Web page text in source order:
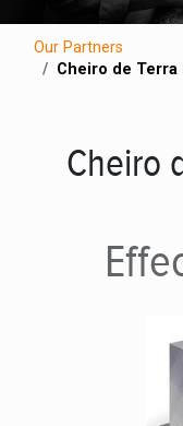
Our Partners
Cheiro de Terra
Cheiro